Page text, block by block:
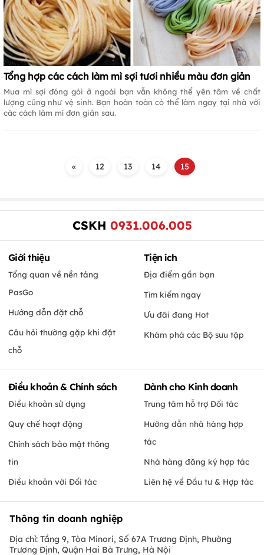
Tổng hợp các cách làm mì sợi tươi nhiều màu đơn giản
Mua mì sợi đóng gói ở ngoài bạn vẫn không thể yên tâm về chất
lượng cũng như vệ sinh. Bạn hoàn toàn có thể làm ngay tại nhà với
các cách làm mì đơn giản sau.
« 12 13 14 15
CSKH 0931.006.005
Giới thiệu
Tổng quan về nền tảng
PasGo
Hướng dẫn đặt chỗ
Câu hỏi thường gặp khi đặt
chỗ
Tiện ích
Địa điểm gần bạn
Tìm kiếm ngay
Ưu đãi đang Hot
Khám phá các Bộ sưu tập
Điều khoản & Chính sách
Điều khoản sử dụng
Quy chế hoạt động
Chính sách bảo mật thông
tin
Điều khoản với Đối tác
Dành cho Kinh doanh
Trung tâm hỗ trợ Đối tác
Hướng dẫn nhà hàng hợp
tác
Nhà hàng đăng ký hợp tác
Liên hệ về Đầu tư & Hợp tác
Thông tin doanh nghiệp
Địa chỉ: Tầng 9, Tòa Minori, Số 67A Trương Định, Phường
Trương Định, Quận Hai Bà Trưng, Hà Nội